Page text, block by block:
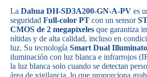
La Dahua DH-SD3A200-GN-A-PV es
seguridad Full-color PT con un sensor
CMOS de 2 megapíxeles que garantiza
nítidas y de alta calidad, incluso en
luz. Su tecnología Smart Dual
iluminación con luz blanca e infrarrojos
la luz blanca solo cuando se detectan
área de vigilancia, lo que proporciona